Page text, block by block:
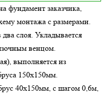
фундамент заказчика,
монтажа с размерами.
слоя. Укладывается
венцом.
, выполняется из
150х150мм.
40х150мм, с шагом 0,6м,